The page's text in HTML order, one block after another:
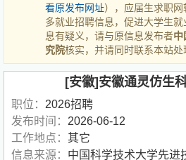
看原发布网址），应届生求职
多就业招聘信息，促进大学生
息有疑义，请与原信息发布者中
究院核实，并请同时联系本站处
[安徽]安徽通灵仿生
职位： 2026招聘
发布时间： 2026-06-12
工作地点： 其它
信息来源： 中国科学技术大学先进